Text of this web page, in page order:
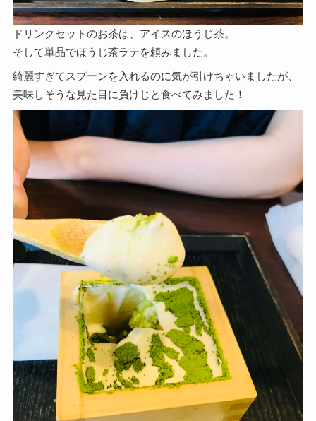
ドリンクセットのお茶は、アイスのほうじ茶。
そして単品でほうじ茶ラテを頼みました。
綺麗すぎてスプーンを入れるのに気が引けちゃいましたが、
美味しそうな見た目に負けじと食べてみました！